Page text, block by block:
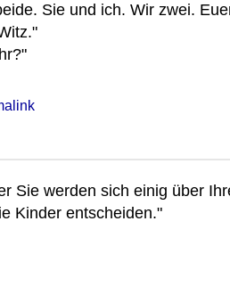
Sie und ich. Wir zwei.
Sie werden sich einig über
Kinder entscheiden."